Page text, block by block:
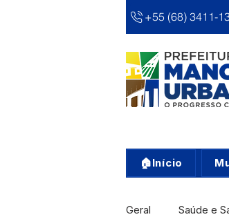
+55 (68) 3411-
🏠Início
Geral Saúde e